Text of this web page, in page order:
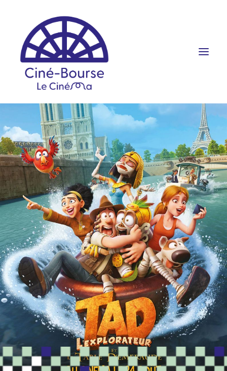
FILMS ET HORAIRES
ÉVÉNEMENTS
SCOLAIRES
PRATIQUE
RÉSERVATION
PROGRAMME